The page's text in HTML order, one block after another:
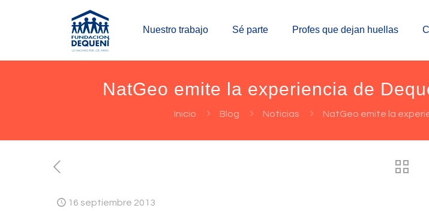
Nuestro trabajo Sé parte Profes que dejan huellas
NatGeo emite la experiencia de
Inicio Blog Noticias NatGeo emite la
16 septiembre 2013